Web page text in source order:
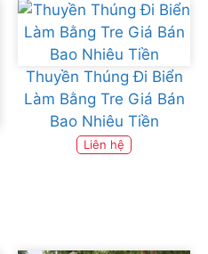
Thuyền Thúng Đi Biển
Làm Bằng Tre Giá Bán
Bao Nhiêu Tiền
Liên hệ